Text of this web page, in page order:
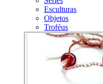
Esculturas
Objetos
Troféus